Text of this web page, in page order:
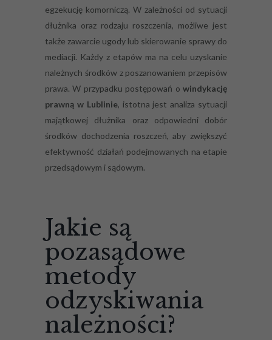
egzekucję komorniczą. W zależności od sytuacji
dłużnika oraz rodzaju roszczenia, możliwe jest
także zawarcie ugody lub skierowanie sprawy do
mediacji. Każdy z etapów ma na celu uzyskanie
należnych środków z poszanowaniem przepisów
prawa. W przypadku postępowań o windykację
prawną w Lublinie, istotna jest analiza sytuacji
majątkowej dłużnika oraz odpowiedni dobór
środków dochodzenia roszczeń, aby zwiększyć
efektywność działań podejmowanych na etapie
przedsądowym i sądowym.
Jakie są
pozasądowe
metody
odzyskiwania
należności?